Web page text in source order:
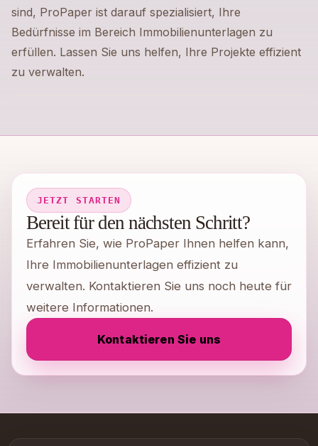
sind, ProPaper ist darauf spezialisiert, Ihre
Bedürfnisse im Bereich Immobilienunterlagen zu
erfüllen. Lassen Sie uns helfen, Ihre Projekte effizient
zu verwalten.
JETZT STARTEN
Bereit für den nächsten Schritt?
Erfahren Sie, wie ProPaper Ihnen helfen kann,
Ihre Immobilienunterlagen effizient zu
verwalten. Kontaktieren Sie uns noch heute für
weitere Informationen.
Kontaktieren Sie uns